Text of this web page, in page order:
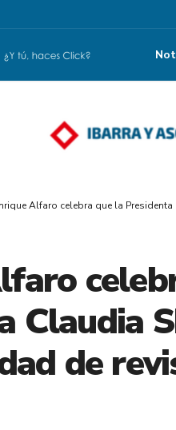
Alfaro celebra que la
Claudia
de